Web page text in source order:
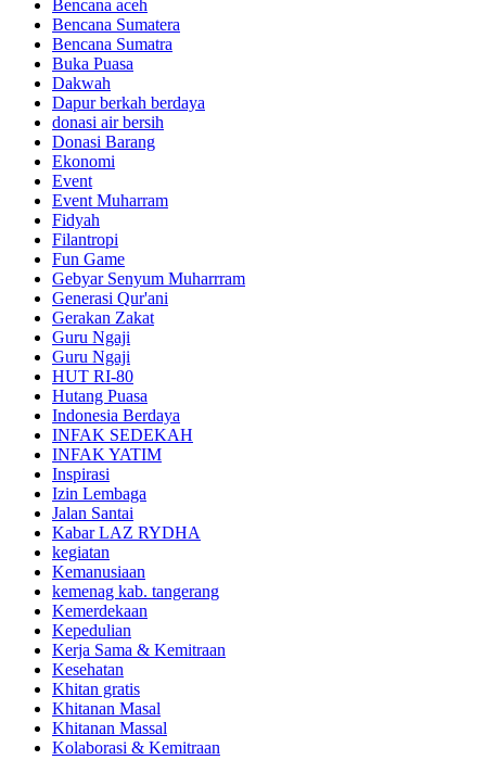
Bencana aceh
Bencana Sumatera
Bencana Sumatra
Buka Puasa
Dakwah
Dapur berkah berdaya
donasi air bersih
Donasi Barang
Ekonomi
Event
Event Muharram
Fidyah
Filantropi
Fun Game
Gebyar Senyum Muharrram
Generasi Qur'ani
Gerakan Zakat
Guru Ngaji
Guru Ngaji
HUT RI-80
Hutang Puasa
Indonesia Berdaya
INFAK SEDEKAH
INFAK YATIM
Inspirasi
Izin Lembaga
Jalan Santai
Kabar LAZ RYDHA
kegiatan
Kemanusiaan
kemenag kab. tangerang
Kemerdekaan
Kepedulian
Kerja Sama & Kemitraan
Kesehatan
Khitan gratis
Khitanan Masal
Khitanan Massal
Kolaborasi & Kemitraan